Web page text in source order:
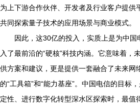
为上下游合作伙伴、开发者及行业客户提供
共同探索量子技术的应用场景与商业模式。
因此，这30亿的投入，实质上是为中
入了最前沿的“硬核”科技内涵。它意味着，
供方案和建议，更是提供一套融合了未来网
的“工具箱”和“能力基座”。中国电信的目标
定性、进行数字化转型深水区探索时，最值